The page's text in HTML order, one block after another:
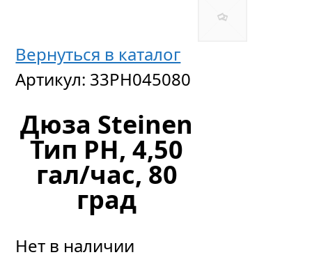
Вернуться в каталог
Артикул: 33PH045080
Дюза Steinen
Тип PH, 4,50
гал/час, 80
град
Нет в наличии